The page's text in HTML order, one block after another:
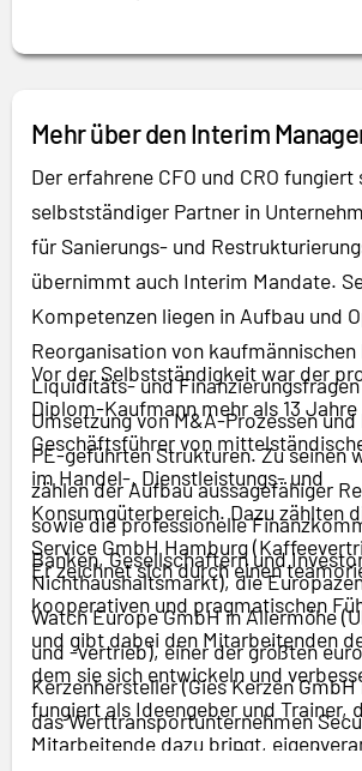
Mehr über den Interim
Der erfahrene CFO und CRO fungiert
selbstständiger Partner in
für Sanierungs- und
übernimmt auch Interim Mandate.
Kompetenzen liegen in Aufbau und
Reorganisation von kaufmännischen
Liquiditäts- und
Umsetzung von M&A-Prozessen und
PE-geführten Strukturen. Zu seinen
zählen der Aufbau aussagefähiger
sowie die professionelle
Banken, Gesellschaftern und
Vor der Selbstständigkeit war der
Diplom-Kaufmann mehr als 13
Geschäftsführer von
im Handel-, Dienstleistungs- und
Konsumgüterbereich. Dazu zählten
Service GmbH Hamburg
Nichthaushaltsmarkt), die
Watch Europe GmbH in Allermöhe
und -vertrieb), einer der größten
Kerzenhersteller (Gies Kerzen
das Werttransportunternehmen
(vormals Heros, heute Prosegur)
Er zeichnet sich durch einen
kooperativen und pragmatischen
und gibt dabei den Mitarbeitenden
dem sie sich entwickeln und
fungiert als Ideengeber und Trainer,
Mitarbeitende dazu bringt,